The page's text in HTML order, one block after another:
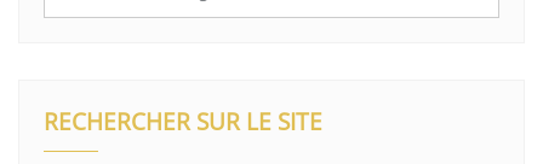
RECHERCHER SUR LE SITE